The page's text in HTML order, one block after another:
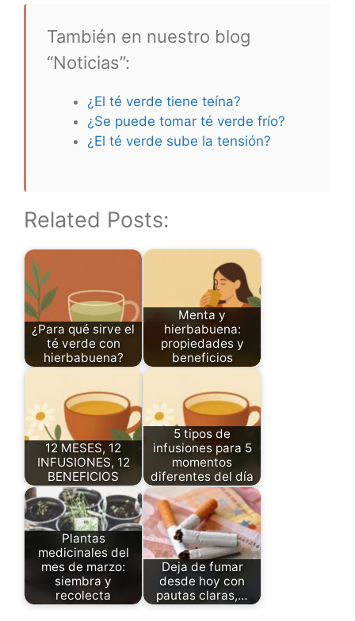
También en nuestro blog
“Noticias”:
¿El té verde tiene teína?
¿Se puede tomar té verde frío?
¿El té verde sube la tensión?
Related Posts:
¿Para qué sirve el
té verde con
hierbabuena?
Menta y
hierbabuena:
propiedades y
beneficios
12 MESES, 12
INFUSIONES, 12
BENEFICIOS
5 tipos de
infusiones para 5
momentos
diferentes del día
Plantas
medicinales del
mes de marzo:
siembra y
recolecta
Deja de fumar
desde hoy con
pautas claras,…